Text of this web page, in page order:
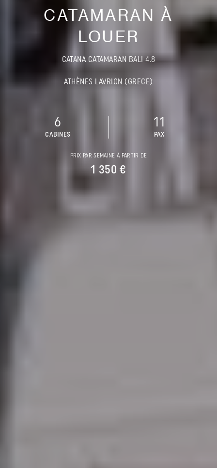
CATAMARAN À
LOUER
CATANA CATAMARAN BALI 4.8
ATHÈNES LAVRION (GRECE)
6
CABINES
11
PAX
PRIX PAR SEMAINE À PARTIR DE
1 350 €